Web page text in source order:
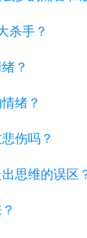
杀手？
？
绪？
伤吗？
思维的误区